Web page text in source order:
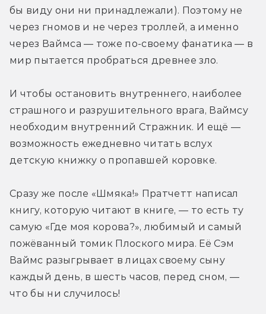
бы виду они ни принадлежали). Поэтому не
через гномов и не через троллей, а именно
через Ваймса — тоже по-своему фанатика — в
мир пытается пробраться древнее зло.
И чтобы остановить внутреннего, наиболее
страшного и разрушительного врага, Ваймсу
необходим внутренний Стражник. И ещё —
возможность ежедневно читать вслух
детскую книжку о пропавшей коровке.
Сразу же после «Шмяка!» Пратчетт написал
книгу, которую читают в книге, — то есть ту
самую «Где моя корова?», любимый и самый
пожёванный томик Плоского мира. Её Сэм
Ваймс разыгрывает в лицах своему сыну
каждый день, в шесть часов, перед сном, —
что бы ни случилось!